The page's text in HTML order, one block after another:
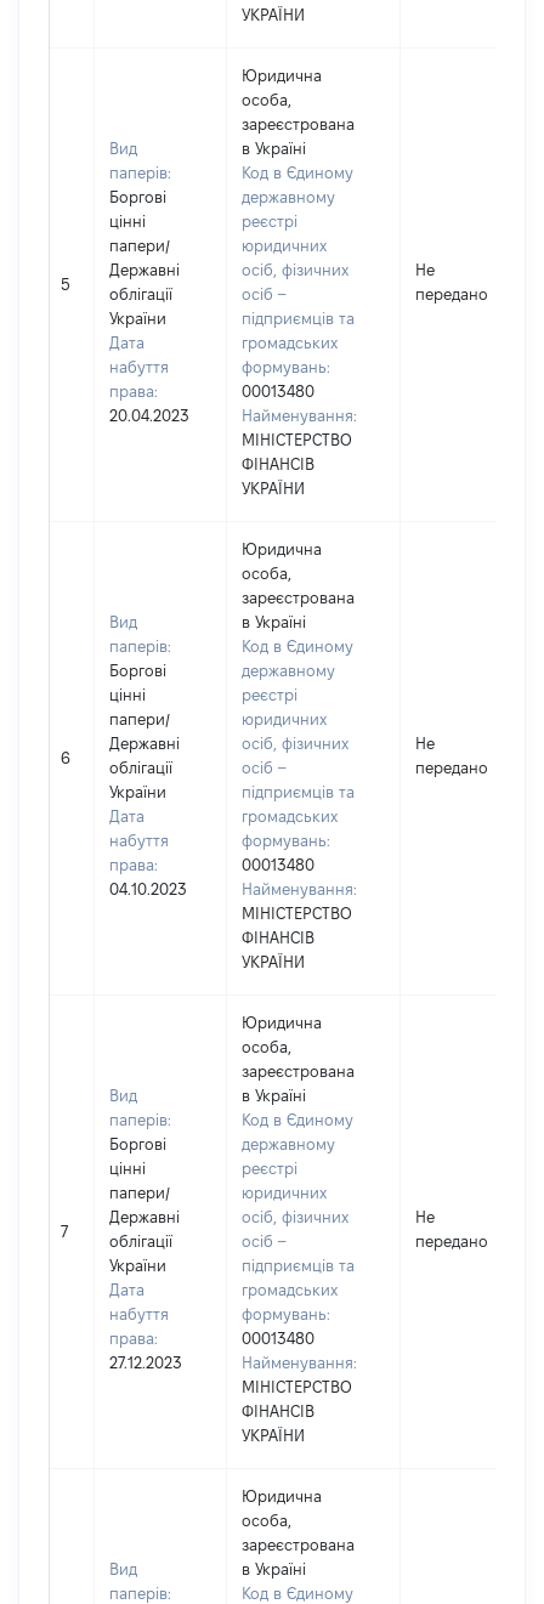
УКРАЇНИ
5
Вид
паперів:
Боргові
цінні
папери/
Державні
облігації
України
Дата
набуття
права:
20.04.2023
Юридична
особа,
зареєстрована
в Україні
Код в Єдиному
державному
реєстрі
юридичних
осіб, фізичних
осіб –
підприємців та
громадських
формувань:
00013480
Найменування:
МІНІСТЕРСТВО
ФІНАНСІВ
УКРАЇНИ
Не
передано
6
Вид
паперів:
Боргові
цінні
папери/
Державні
облігації
України
Дата
набуття
права:
04.10.2023
Юридична
особа,
зареєстрована
в Україні
Код в Єдиному
державному
реєстрі
юридичних
осіб, фізичних
осіб –
підприємців та
громадських
формувань:
00013480
Найменування:
МІНІСТЕРСТВО
ФІНАНСІВ
УКРАЇНИ
Не
передано
7
Вид
паперів:
Боргові
цінні
папери/
Державні
облігації
України
Дата
набуття
права:
27.12.2023
Юридична
особа,
зареєстрована
в Україні
Код в Єдиному
державному
реєстрі
юридичних
осіб, фізичних
осіб –
підприємців та
громадських
формувань:
00013480
Найменування:
МІНІСТЕРСТВО
ФІНАНСІВ
УКРАЇНИ
Не
передано
Вид
паперів:
Юридична
особа,
зареєстрована
в Україні
Код в Єдиному